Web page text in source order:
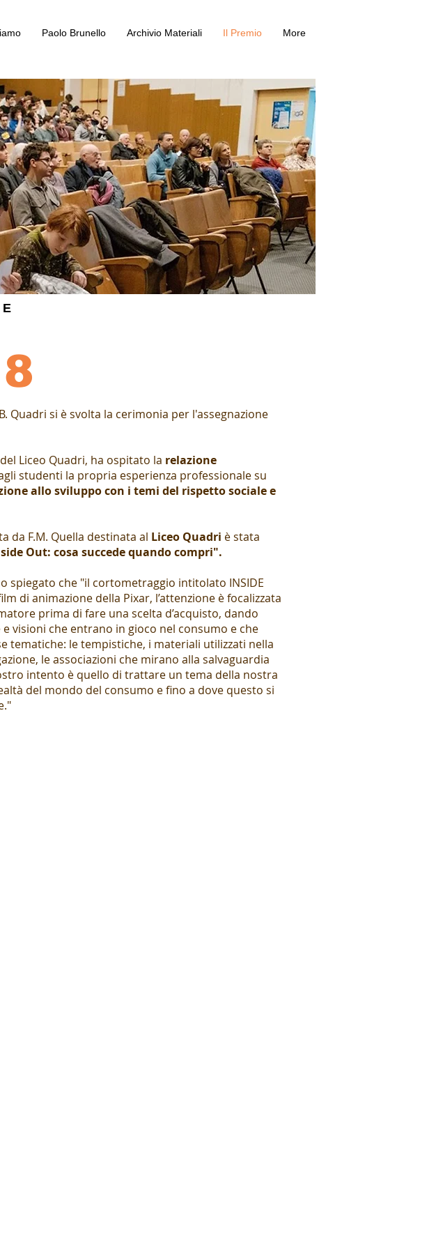
Paolo Brunello Archivio Materiali Il Premio More
Quadri si è svolta la cerimonia per l'assegnazione
Liceo Quadri, ha ospitato la relazione
studenti la propria esperienza professionale su
allo sviluppo con i temi del rispetto sociale e
da F.M. Quella destinata al Liceo Quadri è stata
Out: cosa succede quando compri".
spiegato che "il cortometraggio intitolato INSIDE
di animazione della Pixar, l’attenzione è focalizzata
prima di fare una scelta d’acquisto, dando
visioni che entrano in gioco nel consumo e che
tematiche: le tempistiche, i materiali utilizzati nella
le associazioni che mirano alla salvaguardia
intento è quello di trattare un tema della nostra
del mondo del consumo e fino a dove questo si